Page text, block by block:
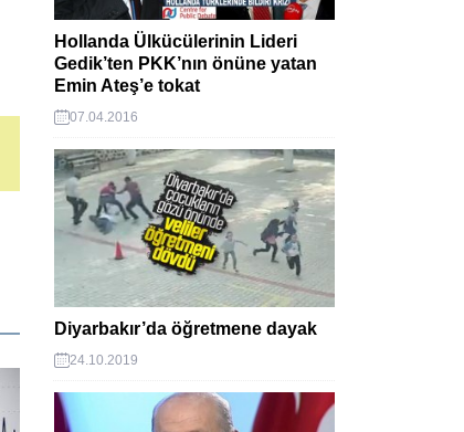
Hollanda Ülkücülerinin Lideri
Gedik’ten PKK’nın önüne yatan
Emin Ateş’e tokat
07.04.2016
Diyarbakır’da öğretmene dayak
24.10.2019